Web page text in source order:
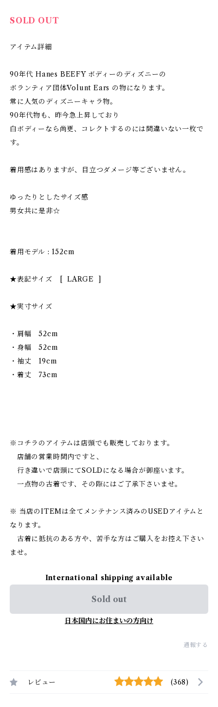
SOLD OUT
アイテム詳細
90年代 Hanes BEEFY ボディーのディズニーの
ボランティア団体Volunt Ears の物になります。
常に人気のディズニーキャラ物。
90年代物も、昨今急上昇しており
白ボディーなら尚更、コレクトするのには間違いない一枚で
す。
着用感はありますが、目立つダメージ等ございません。
ゆったりとしたサイズ感
男女共に是非☆
着用モデル : 152cm
★表記サイズ [ LARGE ]
★実寸サイズ
・肩幅 52cm
・身幅 52cm
・袖丈 19cm
・着丈 73cm
※コチラのアイテムは店頭でも販売しております。
店舗の営業時間内ですと、
行き違いで店頭にてSOLDになる場合が御座います。
一点物の古着です、その際にはご了承下さいませ。
※ 当店のITEMは全てメンテナンス済みのUSEDアイテムと
なります。
古着に抵抗のある方や、苦手な方はご購入をお控え下さい
ませ。
International shipping available
Sold out
日本国内にお住まいの方向け
通報する
レビュー (368)